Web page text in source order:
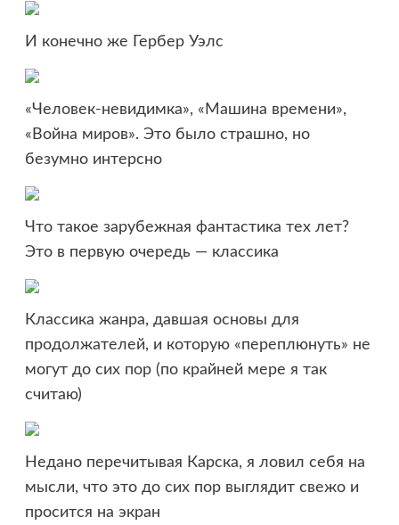
И конечно же Гербер Уэлс
«Человек-невидимка», «Машина времени»,
«Война миров». Это было страшно, но
безумно интерсно
Что такое зарубежная фантастика тех лет?
Это в первую очередь — классика
Классика жанра, давшая основы для
продолжателей, и которую «переплюнуть» не
могут до сих пор (по крайней мере я так
считаю)
Недано перечитывая Карска, я ловил себя на
мысли, что это до сих пор выглядит свежо и
просится на экран